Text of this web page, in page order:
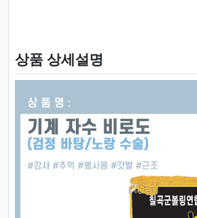
상품 상세설명